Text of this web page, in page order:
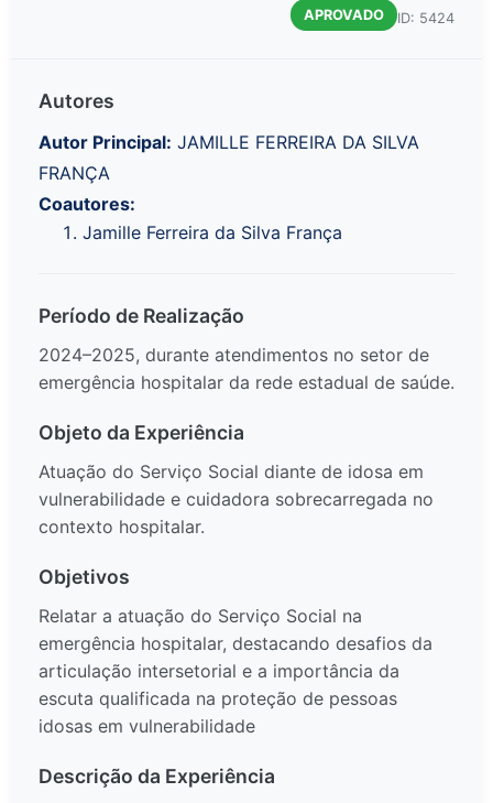
APROVADO ID: 5424
Autores
Autor Principal: JAMILLE FERREIRA DA SILVA
FRANÇA
Coautores:
Jamille Ferreira da Silva França
Período de Realização
2024–2025, durante atendimentos no setor de
emergência hospitalar da rede estadual de saúde.
Objeto da Experiência
Atuação do Serviço Social diante de idosa em
vulnerabilidade e cuidadora sobrecarregada no
contexto hospitalar.
Objetivos
Relatar a atuação do Serviço Social na
emergência hospitalar, destacando desafios da
articulação intersetorial e a importância da
escuta qualificada na proteção de pessoas
idosas em vulnerabilidade
Descrição da Experiência